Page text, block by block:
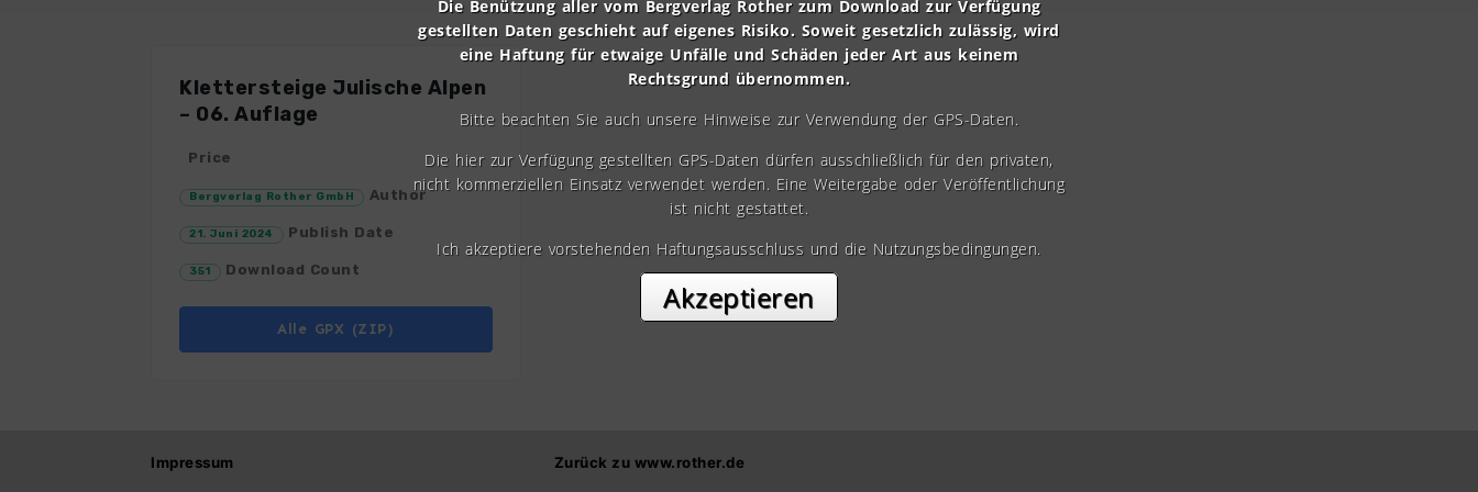
Klettersteige Julische Alpen
– 06. Auflage
Price
Bergverlag Rother GmbH Author
21. Juni 2024 Publish Date
351 Download Count
Alle GPX (ZIP)
Impressum Zurück zu www.rother.de
Die Benützung aller vom Bergverlag Rother zum Download zur Verfügung
gestellten Daten geschieht auf eigenes Risiko. Soweit gesetzlich zulässig, wird
eine Haftung für etwaige Unfälle und Schäden jeder Art aus keinem
Rechtsgrund übernommen.
Bitte beachten Sie auch unsere Hinweise zur Verwendung der GPS-Daten.
Die hier zur Verfügung gestellten GPS-Daten dürfen ausschließlich für den privaten,
nicht kommerziellen Einsatz verwendet werden. Eine Weitergabe oder Veröffentlichung
ist nicht gestattet.
Ich akzeptiere vorstehenden Haftungsausschluss und die Nutzungsbedingungen.
Akzeptieren